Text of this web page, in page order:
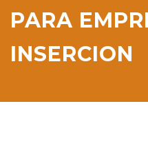
PARA
INSERCION